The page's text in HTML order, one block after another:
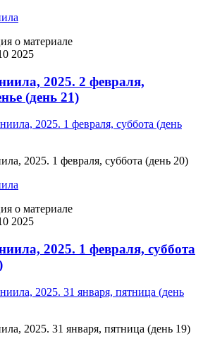
о материале
2025
2025. 2 февраля,
(день 21)
2025. 1 февраля, суббота (день 20)
о материале
2025
2025. 1 февраля, суббота
2025. 31 января, пятница (день 19)